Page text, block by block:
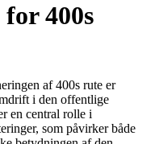
400s
af 400s rute er
i den offentlige
en central rolle i
som påvirker både